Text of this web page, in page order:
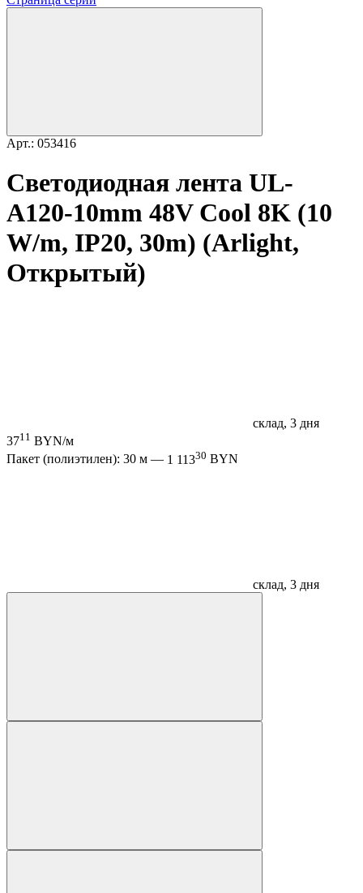
Арт.: 053416
Светодиодная лента UL-
A120-10mm 48V Cool 8K (10
W/m, IP20, 30m) (Arlight,
Открытый)
склад, 3 дня
3711 BYN/м
Пакет (полиэтилен): 30 м — 1 11330 BYN
склад, 3 дня